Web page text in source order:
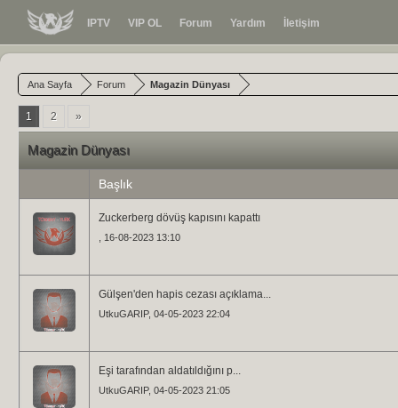
IPTV VIP OL Forum Yardım İletişim
Ana Sayfa Forum Magazin Dünyası
1 2 »
Magazin Dünyası
Başlık
Zuckerberg dövüş kapısını kapattı
, 16-08-2023 13:10
Gülşen'den hapis cezası açıklama...
UtkuGARIP, 04-05-2023 22:04
Eşi tarafından aldatıldığını p...
UtkuGARIP, 04-05-2023 21:05